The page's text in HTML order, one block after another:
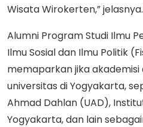
Wisata Wirokerten,” jelasnya.
Alumni Program Studi Ilmu
Ilmu Sosial dan Ilmu Politik
memaparkan jika
universitas di Yogyakarta,
Ahmad Dahlan (UAD),
Yogyakarta, dan lain